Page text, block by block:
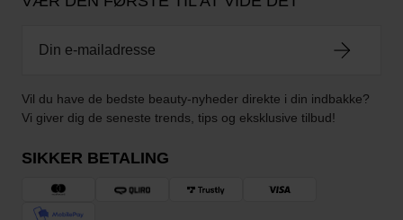
Vil du have de bedste beauty-nyheder direkte i din indbakke?
Vi giver dig de seneste trends, tips og eksklusive tilbud!
SIKKER BETALING